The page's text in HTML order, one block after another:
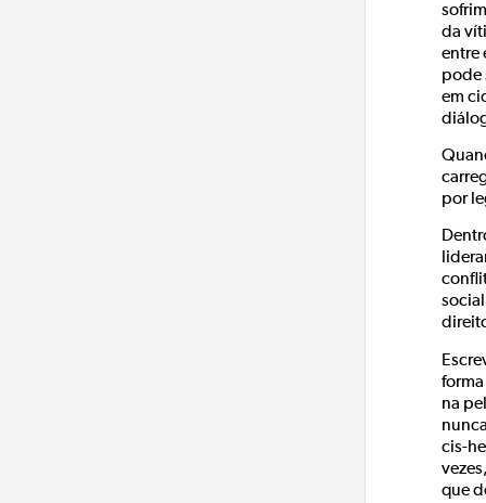
da
entre
pode
em
por
na
cis-
que